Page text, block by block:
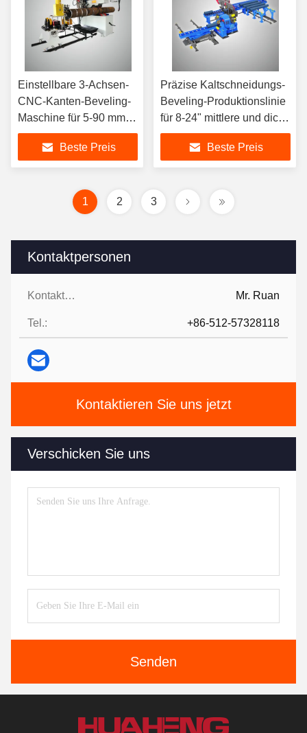
Kontaktpersonen
Kontaktpersonen: Mr. Ruan
Tel.: +86-512-57328118
Kontaktieren Sie uns jetzt
Verschicken Sie uns
Senden
Einstellbare 3-Achsen-
CNC-Kanten-Beveling-
Maschine für 5-90 mm
Wanddicke
Beste Preis
Präzise Kaltschneidungs-
Beveling-Produktionslinie
für 8-24" mittlere und dicke
Wandrohre
Beste Preis
1 2 3